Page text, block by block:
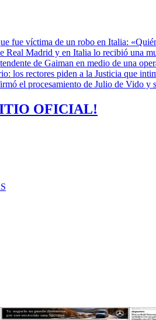
fue víctima de un robo en Italia:
Real Madrid y en Italia lo recibió una
de Gaiman en medio de una
los rectores piden a la Justicia que
el procesamiento de Julio de Vido y
OFICIAL!